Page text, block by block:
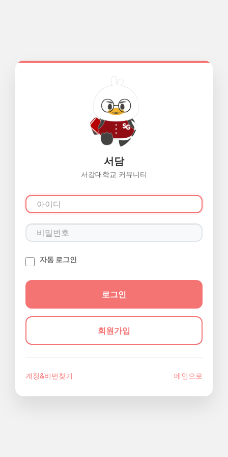
서담
서강대학교 커뮤니티
자동 로그인
회원가입
계정&비번찾기 메인으로